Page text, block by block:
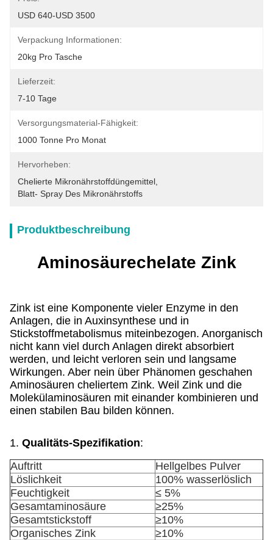
USD 640-USD 3500
Verpackung Informationen:
20kg Pro Tasche
Lieferzeit:
7-10 Tage
Versorgungsmaterial-Fähigkeit:
1000 Tonne Pro Monat
Hervorheben:
Chelierte Mikronährstoffdüngemittel
Blatt- Spray Des Mikronährstoffs
Produktbeschreibung
Aminosäurechelate Zink
Zink ist eine Komponente vieler Enzyme in den
Anlagen, die in Auxinsynthese und in
Stickstoffmetabolismus miteinbezogen. Anorganisch
nicht kann viel durch Anlagen direkt absorbiert
werden, und leicht verloren sein und langsame
Wirkungen. Aber nein über Phänomen geschahen
Aminosäuren cheliertem Zink. Weil Zink und die
Molekülaminosäuren mit einander kombinieren und
einen stabilen Bau bilden können.
1. Qualitäts-Spezifikation:
Auftritt
Hellgelbes Pulver
Löslichkeit
100% wasserlöslich
Feuchtigkeit
≤ 5%
Gesamtaminosäure
≥25%
Gesamtstickstoff
≥10%
Organisches Zink
≥10%